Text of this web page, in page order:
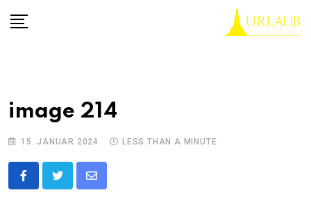
image 214
15. JANUAR 2024 LESS THAN A MINUTE
Share